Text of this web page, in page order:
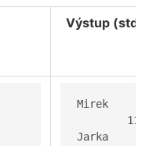
Výstup
Mirek
Jarka